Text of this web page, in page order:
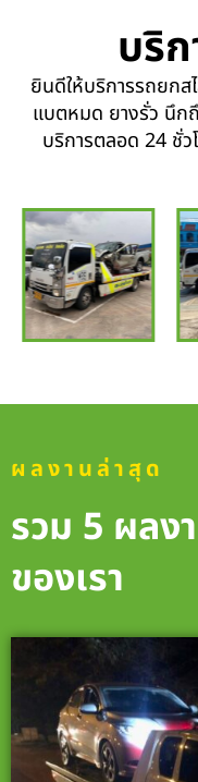
บริ
ยินดีให้บริการรถยกส
แบตหมด ยางรั่ว นึกถึ
บริการตลอด 24 ชั่ว
ผลงานล่าสุด
รวม 5 ผลง
ของเรา